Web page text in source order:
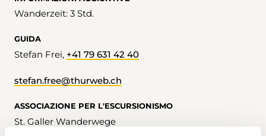
Wanderzeit: 3 Std.
GUIDA
Stefan Frei, +41 79 631 42 40
stefan.free@thurweb.ch
ASSOCIAZIONE PER L'ESCURSIONISMO
St. Galler Wanderwege